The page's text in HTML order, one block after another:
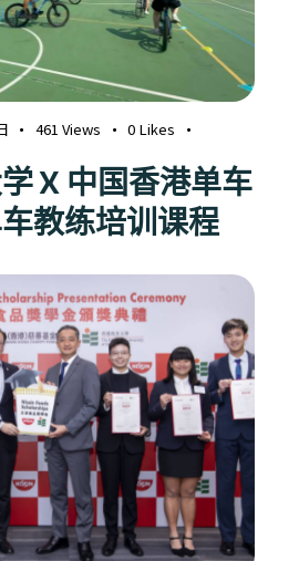
461 Views 0 Likes
X 中国香港单车
教练培训课程